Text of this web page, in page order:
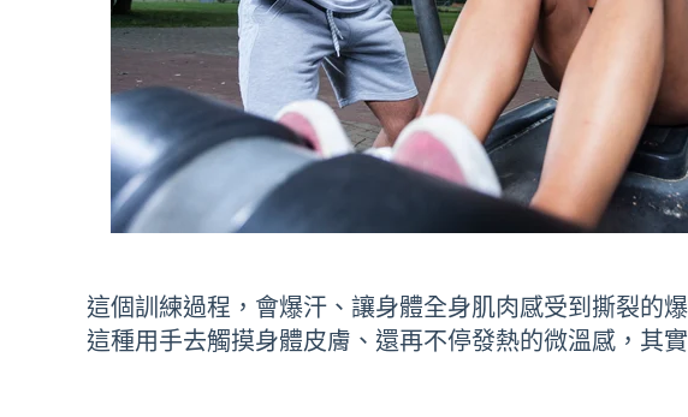
這個訓練過程，會爆汗、讓身體全身肌肉感受到撕裂的
這種用手去觸摸身體皮膚、還再不停發熱的微溫感，其